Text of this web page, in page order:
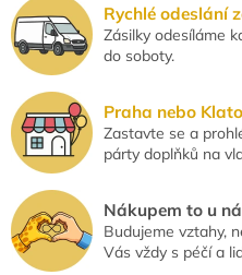
Rychlé odeslání
Zásilky odesíláme
do soboty.
Praha nebo
Zastavte se a
párty doplňků na
Nákupem to u
Budujeme vztahy,
Vás vždy s péčí a